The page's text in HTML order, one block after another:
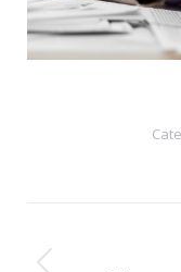
Navegación